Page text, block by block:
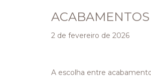
2 de fevereiro de 2026
A escolha entre